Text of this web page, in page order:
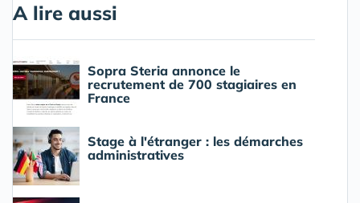
A lire aussi
Sopra Steria annonce le
recrutement de 700 stagiaires en
France
Stage à l'étranger : les démarches
administratives